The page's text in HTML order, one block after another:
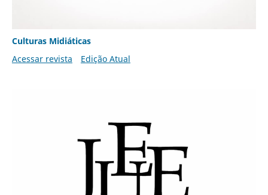
Culturas Midiáticas
Acessar revista
Edição Atual